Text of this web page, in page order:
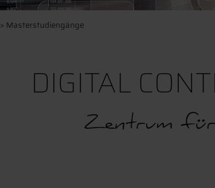
> Masterstudiengänge
DIGITAL
Zentrum für